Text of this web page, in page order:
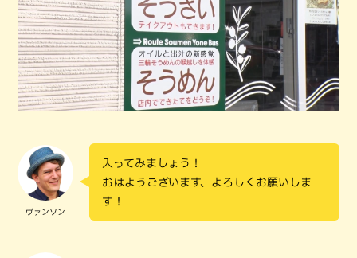
ヴァンソン
入ってみましょう！
おはようございます、よろしくお願いしま
す！